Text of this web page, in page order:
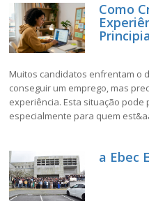
Como
Muitos candidatos enfrentam o
conseguir um emprego, mas
experiência. Esta situação pode
especialmente para quem
a Ebec